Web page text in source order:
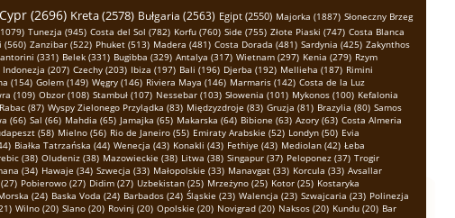
Cypr (2696) Kreta (2578) Bułgaria (2563) Egipt (2550) Majorka (1887) Słoneczny Brzeg
Tunezja (945) Costa del Sol (782) Korfu (760) Side (755) Złote Piaski (747) Costa Blanca
(560) Zanzibar (522) Phuket (513) Madera (481) Costa Dorada (481) Sardynia (425) Zakynthos
(331) Belek (331) Bugibba (329) Antalya (317) Wietnam (297) Kenia (279) Rzym
Indonezja (207) Czechy (203) Ibiza (197) Bali (196) Djerba (192) Mellieha (187) Rimini
(154) Golem (149) Węgry (146) Riviera Maya (146) Marmaris (142) Costa de la Luz
(109) Obzor (108) Stambuł (107) Nessebar (103) Słowenia (101) Mykonos (100) Kefalonia
Rabac (87) Wyspy Zielonego Przylądka (83) Międzyzdroje (83) Gruzja (81) Brazylia (80) Samos
(66) Sal (66) Mahdia (65) Jamajka (65) Makarska (64) Bibione (63) Azory (63) Costa Almeria
(58) Mielno (56) Rio de Janeiro (55) Emiraty Arabskie (52) Londyn (50) Evia
Białka Tatrzańska (44) Wenecja (43) Konakli (43) Fethiye (43) Mediolan (42) Łeba
(38) Oludeniz (38) Mazowieckie (38) Litwa (38) Singapur (37) Peloponez (37) Trogir
(34) Hawaje (34) Szwecja (33) Małopolskie (33) Manavgat (33) Korcula (33) Avsallar
Pobierowo (27) Didim (27) Uzbekistan (25) Mrzeżyno (25) Kotor (25) Kostaryka
(24) Baska Voda (24) Barbados (24) Śląskie (23) Walencja (23) Szwajcaria (23) Polinezja
Wilno (20) Slano (20) Rovinj (20) Opolskie (20) Novigrad (20) Naksos (20) Kundu (20) Bar